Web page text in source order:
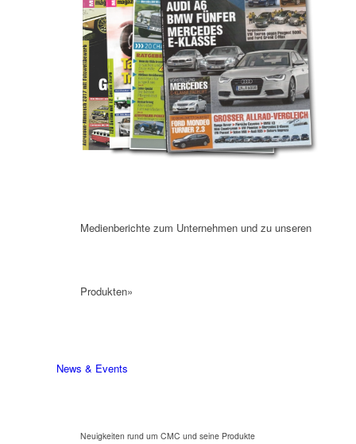
Medienberichte zum Unternehmen und zu unseren
Produkten»
News & Events
Neuigkeiten rund um CMC und seine Produkte